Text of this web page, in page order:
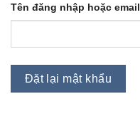
Tên đăng nhập hoặc email
Đặt lại mật khẩu